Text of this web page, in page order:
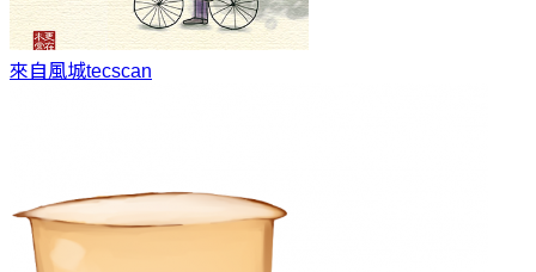
來自風城tecscan